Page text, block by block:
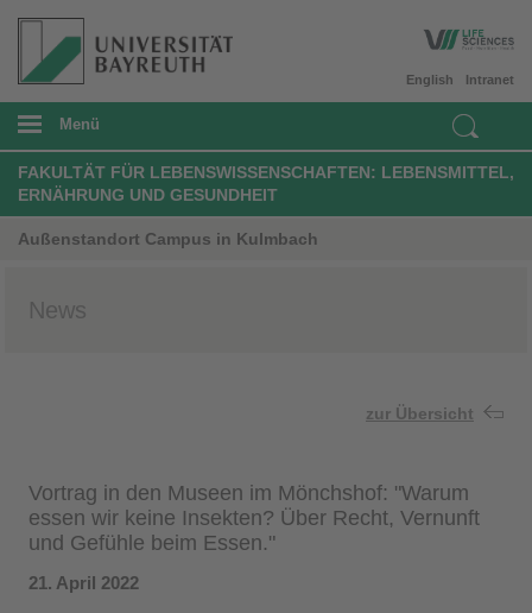
Intranet
English
Menü
FAKULTÄT FÜR LEBENSWISSENSCHAFTEN: LEBENSMITTEL,
ERNÄHRUNG UND GESUNDHEIT
Außenstandort Campus in Kulmbach
News
zur Übersicht
Vortrag in den Museen im Mönchshof: "Warum
essen wir keine Insekten? Über Recht, Vernunft
und Gefühle beim Essen."
21. April 2022